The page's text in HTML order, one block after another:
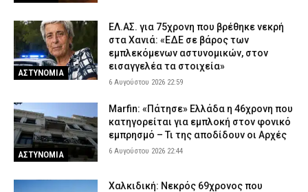
ΑΣΤΥΝΟΜΙΑ
ΕΛ.ΑΣ. για 75χρονη που βρέθηκε νεκρή
στα Χανιά: «ΕΔΕ σε βάρος των
εμπλεκόμενων αστυνομικών, στον
εισαγγελέα τα στοιχεία»
6 Αυγούστου 2026 22:59
ΑΣΤΥΝΟΜΙΑ
Marfin: «Πάτησε» Ελλάδα η 46χρονη που
κατηγορείται για εμπλοκή στον φονικό
εμπρησμό – Τι της αποδίδουν οι Αρχές
6 Αυγούστου 2026 22:44
Χαλκιδική: Νεκρός 69χρονος που